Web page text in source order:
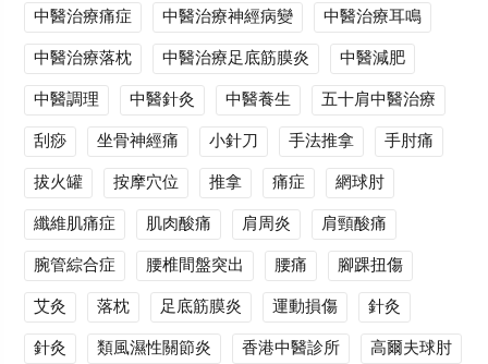
中醫治療痛症
中醫治療神經病變
中醫治療耳鳴
中醫治療落枕
中醫治療足底筋膜炎
中醫減肥
中醫調理
中醫針灸 中醫養生
五十肩中醫治療
刮痧
坐骨神經痛 小針刀 手法推拿
手肘痛
拔火罐
按摩穴位 推拿 痛症
網球肘
纖維肌痛症
肌肉酸痛 肩周炎
肩頸酸痛
腕管綜合症
腰椎間盤突出 腰痛
腳踝扭傷
艾灸
落枕 足底筋膜炎 運動損傷
針灸
針灸
類風濕性關節炎 香港中醫診所 高爾夫球肘